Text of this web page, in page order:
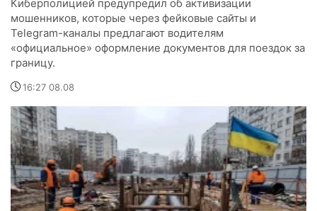
Киберполицией предупредил об активизации
мошенников, которые через фейковые сайты и
Telegram-каналы предлагают водителям
«официальное» оформление документов для поездок за
границу.
16:27 08.08